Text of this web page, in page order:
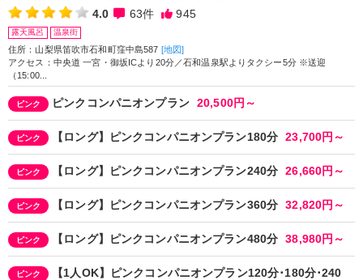
4.0 63件 945
露天風呂 温泉街
住所：山梨県笛吹市石和町窪中島587 [地図]
アクセス：中央道 一宮・御坂ICより20分／石和温泉駅よりタクシー5分 ※送迎
（15:00...
ピンク ピンクコンパニオンプラン 20,500円～
ピンク 【ロング】ピンクコンパニオンプラン180分 23,700円～
ピンク 【ロング】ピンクコンパニオンプラン240分 26,660円～
ピンク 【ロング】ピンクコンパニオンプラン360分 32,820円～
ピンク 【ロング】ピンクコンパニオンプラン480分 38,980円～
ピンク
【1人OK】ピンクコンパニオンプラン120分･180分･240